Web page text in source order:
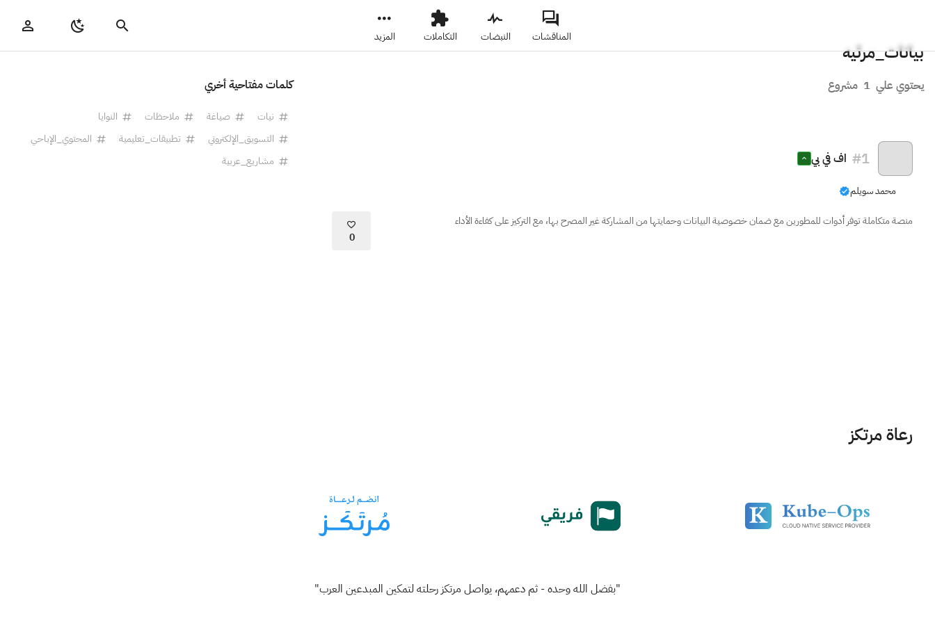
المناقشات النبضات التكاملات المزيد
بيانات_مرئيه
يحتوي علي 1 مشروع
#1 اف في بي
محمد سويلم
منصة متكاملة توفر أدوات للمطورين مع ضمان خصوصية البيانات وحمايتها من المشاركة غير المصرح بها، مع التركيز على كفاءة الأداء
0
كلمات مفتاحية أخري
نيات صياغة ملاحظات
النوايا
التسويق_الإلكتروني
تطبيقات_تعليمية
المحتوي_الإباحي
مشاريع_عربية
رعاة مرتكز
"بفضل الله وحده - ثم دعمهم، يواصل مرتكز رحلته لتمكين المبدعين العرب"